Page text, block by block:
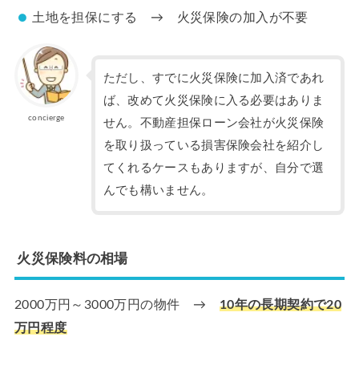
土地を担保にする → 火災保険の加入が不要
concierge
ただし、すでに火災保険に加入済であれ
ば、改めて火災保険に入る必要はありま
せん。不動産担保ローン会社が火災保険
を取り扱っている損害保険会社を紹介し
てくれるケースもありますが、自分で選
んでも構いません。
火災保険料の相場
2000万円～3000万円の物件 → 10年の長期契約で20
万円程度